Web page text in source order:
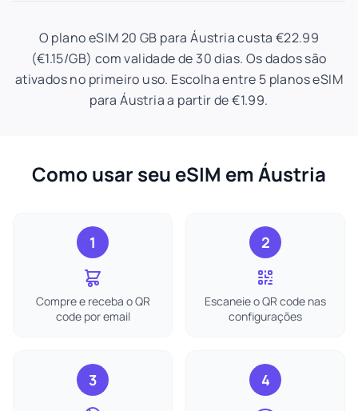
O plano eSIM 20 GB para Áustria custa €22.99
(€1.15/GB) com validade de 30 dias. Os dados são
ativados no primeiro uso. Escolha entre 5 planos eSIM
para Áustria a partir de €1.99.
Como usar seu eSIM em Áustria
1
Compre e receba o QR
code por email
2
Escaneie o QR code nas
configurações
3 4